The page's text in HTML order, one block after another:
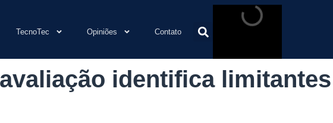
TecnoTec Opiniões Contato
identifica limitantes